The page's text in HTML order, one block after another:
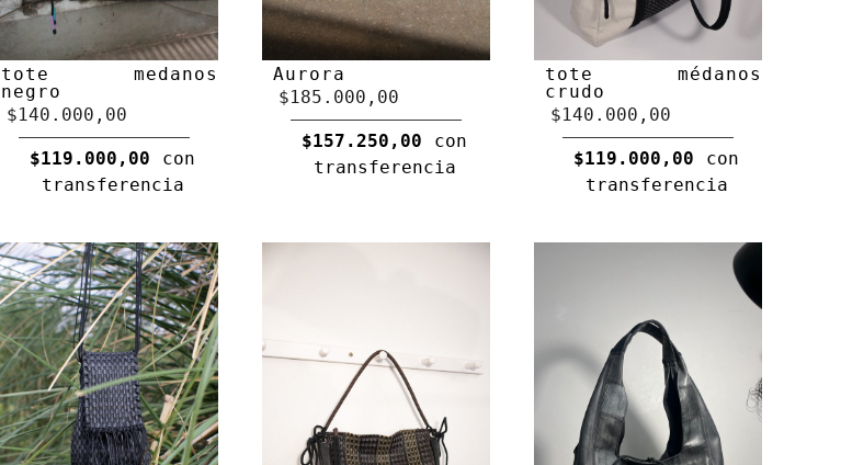
tote medanos
negro
$140.000,00
$119.000,00 con
transferencia
Aurora
$185.000,00
$157.250,00 con
transferencia
tote médanos
crudo
$140.000,00
$119.000,00 con
transferencia